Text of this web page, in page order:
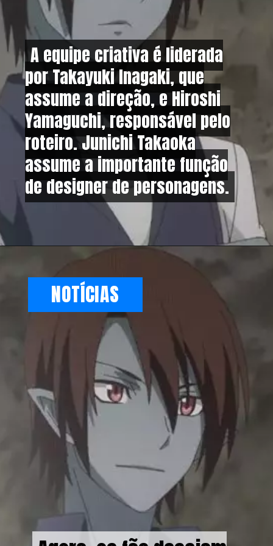
A equipe criativa é liderada
por Takayuki Inagaki, que
assume a direção, e Hiroshi
Yamaguchi, responsável pelo
roteiro. Junichi Takaoka
assume a importante função
de designer de personagens.
A equipe criativa é liderada
por Takayuki Inagaki, que
assume a direção, e Hiroshi
Yamaguchi, responsável pelo
roteiro. Junichi Takaoka
assume a importante função
de designer de personagens.
NOTÍCIAS